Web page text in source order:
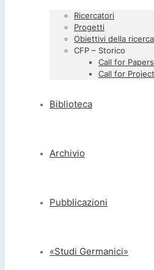
Ricercatori
Progetti
Obiettivi della ricerca
CFP – Storico
Call for Papers
Call for
Biblioteca
Archivio
Pubblicazioni
«Studi Germanici»